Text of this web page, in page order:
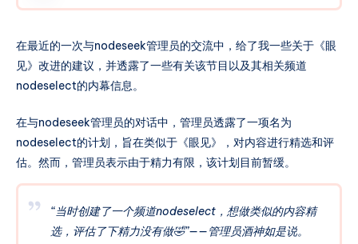
在最近的一次与nodeseek管理员的交流中，给了我一些关于《眼
见》改进的建议，并透露了一些有关该节目以及其相关频道
nodeselect的内幕信息。
在与nodeseek管理员的对话中，管理员透露了一项名为
nodeselect的计划，旨在类似于《眼见》，对内容进行精选和评
估。然而，管理员表示由于精力有限，该计划目前暂缓。
“当时创建了一个频道nodeselect，想做类似的内容精
选，评估了下精力没有做🤣”——管理员酒神如是说。